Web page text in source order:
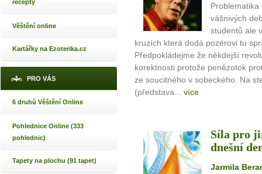
recepty
Věštění online
Kartářky na Ezoterika.cz
PRO VÁS
6 druhů Věštění Online
Pohlednice Online (333
pohlednic)
Tapety na plochu (91 tapet)
vášnivých
studentů ale
kruzích která dodá pozérovi tu
Předpokládejme že někdejší
korektnosti protože penězotok
ze soucitného v sobeckého. Na
(představa... více
Síla pro
dnešní
Jarmila